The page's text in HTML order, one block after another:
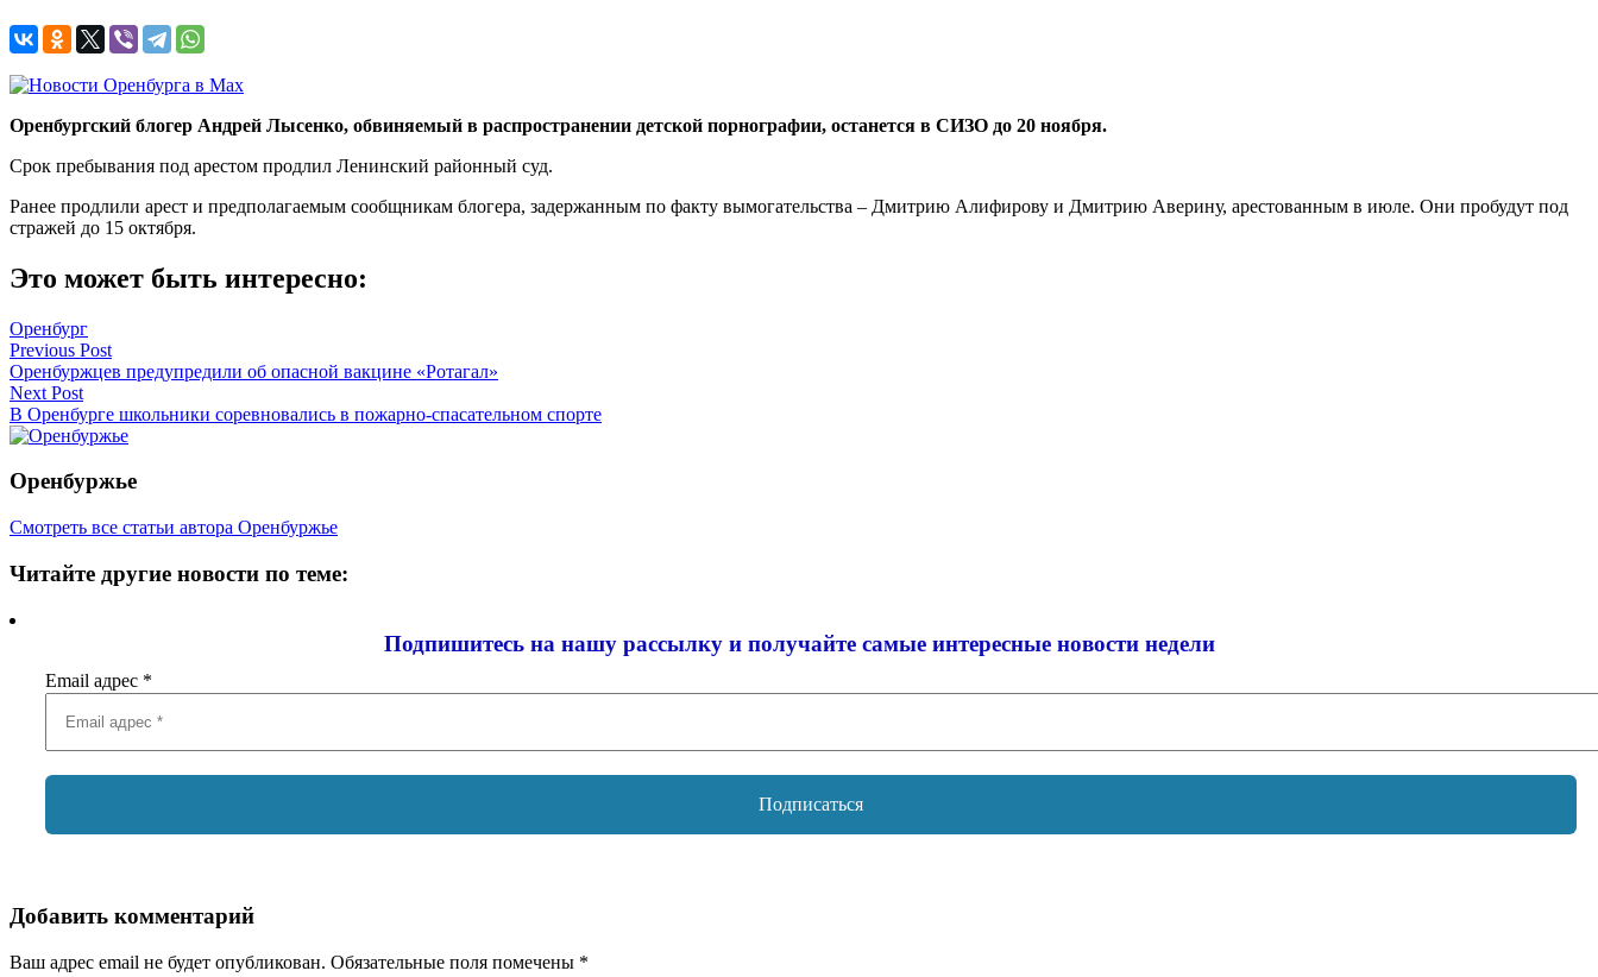
Оренбургский блогер Андрей Лысенко, обвиняемый в распространении детской порнографии, останется в СИЗО до 20 ноября.
Срок пребывания под арестом продлил Ленинский районный суд.
Ранее продлили арест и предполагаемым сообщникам блогера, задержанным по факту вымогательства – Дмитрию Алифирову и Дмитрию Аверину, арестованным в июле. Они пробудут под
стражей до 15 октября.
Это может быть интересно:
Оренбург
Навигация
по
записям
Previous Post
Оренбуржцев предупредили об опасной вакцине «Ротагал»
Next Post
В Оренбурге школьники соревновались в пожарно-спасательном спорте
Оренбуржье
Смотреть все статьи автора Оренбуржье
Читайте другие новости по теме:
Подпишитесь на нашу рассылку и получайте самые интересные новости недели
Email адрес *
Добавить комментарий
Ваш адрес email не будет опубликован. Обязательные поля помечены *